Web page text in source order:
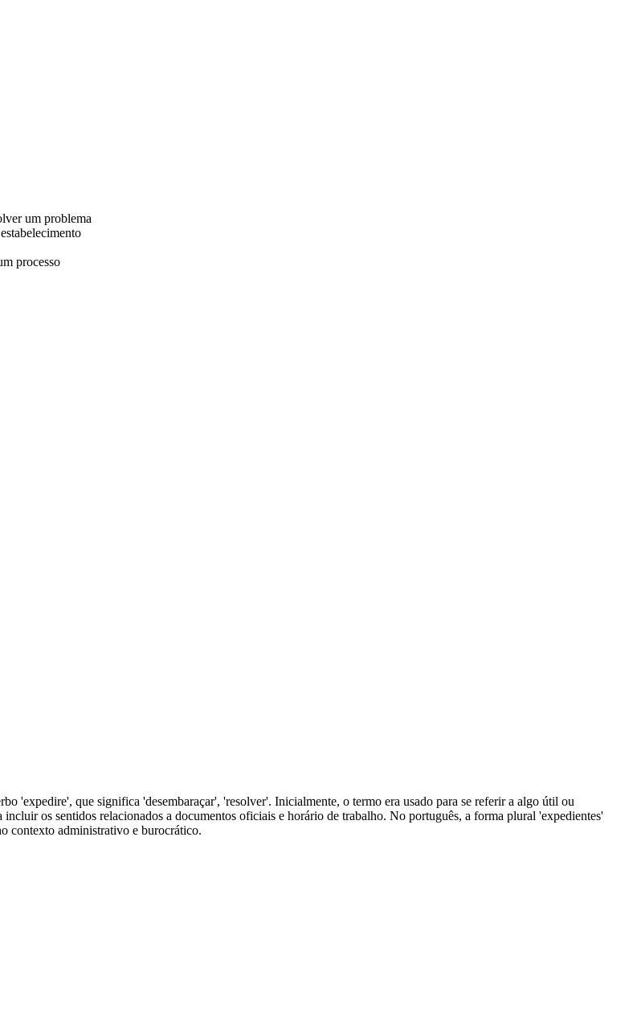
um problema
processo
'expedire', que significa 'desembaraçar', 'resolver'. Inicialmente, o termo era usado para se referir a algo útil ou
os sentidos relacionados a documentos oficiais e horário de trabalho. No português, a forma plural 'expedientes'
contexto administrativo e burocrático.